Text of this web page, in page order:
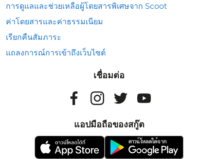
การดูแลและช่วยเหลือผู้โดยสารพิเศษจาก Scoot
ค่าโดยสารและค่าธรรมเนียม
เรียกคืนสัมภาระ
แถลงการณ์การเข้าถึงเว็บไซต์
เชื่อมต่อ
แอปมือถือของสกู๊ต